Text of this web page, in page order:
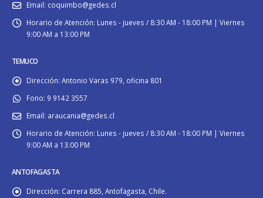
Email: coquimbo@gedes.cl
Horario de Atención: Lunes - jueves / 8:30 AM - 18:00 PM | Viernes
9:00 AM a 13:00 PM
TEMUCO
Dirección: Antonio Varas 979, oficina 801
Fono: 9 9142 3557
Email: araucania@gedes.cl
Horario de Atención: Lunes - jueves / 8:30 AM - 18:00 PM | Viernes
9:00 AM a 13:00 PM
ANTOFAGASTA
Dirección: Carrera 885, Antofagasta, Chile.